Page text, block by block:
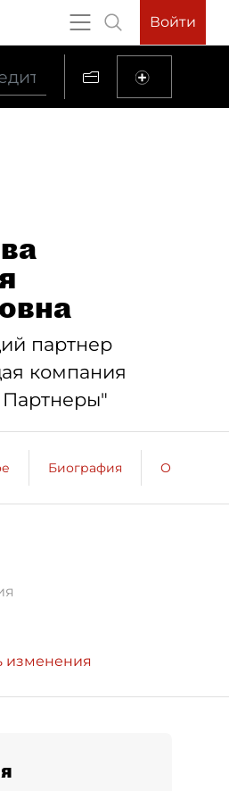
Войти
партнер
компания
Биография
изменения